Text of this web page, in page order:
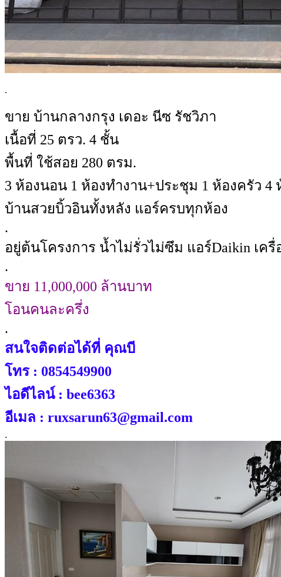
.
ขาย บ้านกลางกรุง เดอะ นีซ รัชวิภา
เนื้อที่ 25 ตรว. 4 ชั้น
พื้นที่ ใช้สอย 280 ตรม.
3 ห้องนอน 1 ห้องทำงาน+ประชุม 1 ห้องครัว 4
บ้านสวยบิ้วอินทั้งหลัง แอร์ครบทุกห้อง
.
อยู่ต้นโครงการ​ น้ำไม่รั่วไม่ซึม แอร์Daikin เ
.
ขาย 11,000,000 ล้านบาท
โอนคนละครึ่ง
.
สนใจติดต่อได้ที่ คุณบี
โทร : 0854549900
ไอดีไลน์ : bee6363
อีเมล : ruxsarun63@gmail.com
.